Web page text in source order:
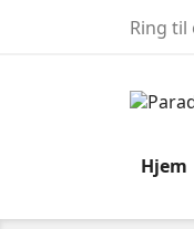
Ring til
Hjem